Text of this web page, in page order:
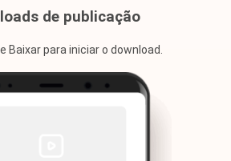
de publicação
Baixar para iniciar o download.